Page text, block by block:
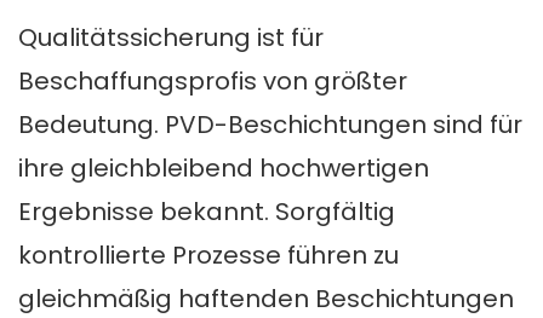
Qualitätssicherung ist für
Beschaffungsprofis von größter
Bedeutung. PVD-Beschichtungen sind für
ihre gleichbleibend hochwertigen
Ergebnisse bekannt. Sorgfältig
kontrollierte Prozesse führen zu
gleichmäßig haftenden Beschichtungen